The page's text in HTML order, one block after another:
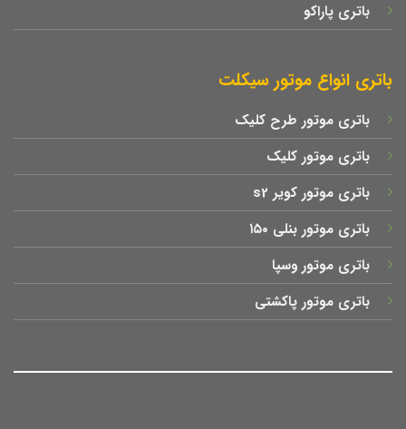
باتری پاراکو
باتری انواع موتور سیکلت
باتری موتور طرح کلیک
باتری موتور کلیک
باتری موتور کویر s2
باتری موتور بنلی ۱۵۰
باتری موتور وسپا
باتری موتور پاکشتی